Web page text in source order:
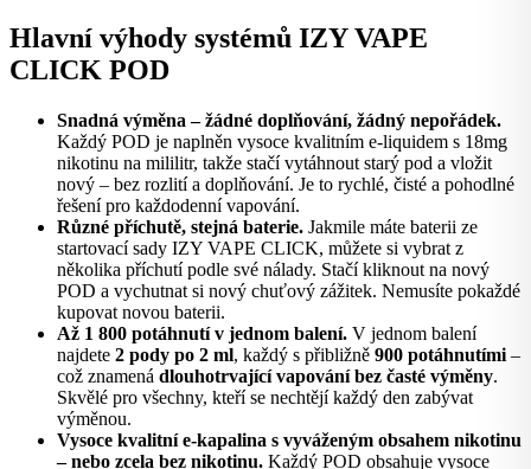
Hlavní výhody systémů IZY VAPE
CLICK POD
Snadná výměna – žádné doplňování, žádný nepořádek.
Každý POD je naplněn vysoce kvalitním e-liquidem s 18mg
nikotinu na mililitr, takže stačí vytáhnout starý pod a vložit
nový – bez rozlití a doplňování. Je to rychlé, čisté a pohodlné
řešení pro každodenní vapování.
Různé příchutě, stejná baterie. Jakmile máte baterii ze
startovací sady IZY VAPE CLICK, můžete si vybrat z
několika příchutí podle své nálady. Stačí kliknout na nový
POD a vychutnat si nový chuťový zážitek. Nemusíte pokaždé
kupovat novou baterii.
Až 1 800 potáhnutí v jednom balení. V jednom balení
najdete 2 pody po 2 ml, každý s přibližně 900 potáhnutími –
což znamená dlouhotrvající vapování bez časté výměny.
Skvělé pro všechny, kteří se nechtějí každý den zabývat
výměnou.
Vysoce kvalitní e-kapalina s vyváženým obsahem nikotinu
– nebo zcela bez nikotinu. Každý POD obsahuje vysoce